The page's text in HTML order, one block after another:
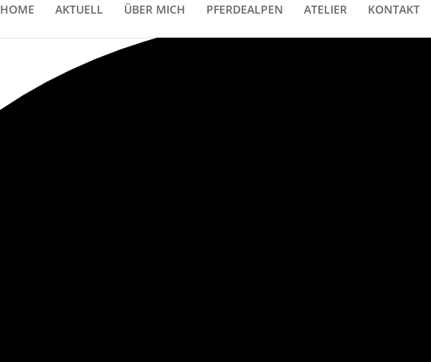
HOME AKTUELL ÜBER MICH PFERDEALPEN ATELIER KONTAKT